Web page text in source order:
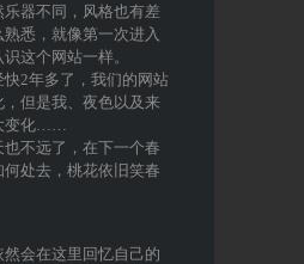
器不同，风格也有差
悉，就像第一次进入
这个网站一样。
2年多了，我们的网站
但是我、夜色以及来
变化……
不远了，在下一个春
处去，桃花依旧笑春
会在这里回忆自己的